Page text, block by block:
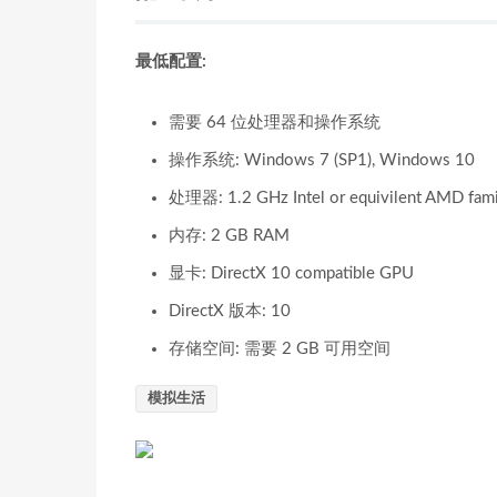
最低配置:
需要 64 位处理器和操作系统
操作系统: Windows 7 (SP1), Windows 10
处理器: 1.2 GHz Intel or equivilent AMD
内存: 2 GB RAM
显卡: DirectX 10 compatible GPU
DirectX 版本: 10
存储空间: 需要 2 GB 可用空间
模拟生活